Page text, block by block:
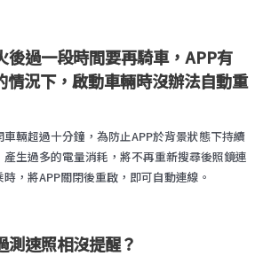
後過一段時間要再騎車，APP有
情況下，啟動車輛時沒辦法自動重
輛超過十分鐘，為防止APP於背景狀態下持續
生過多的電量消耗，將不再重新搜尋後照鏡連
，將APP關閉後重啟，即可自動連線。
測速照相沒提醒？